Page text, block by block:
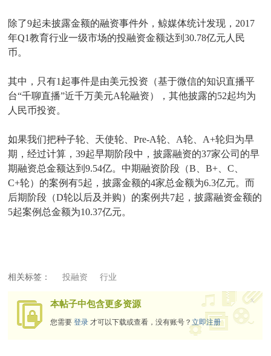
除了9起未披露金额的融资事件外，鲸媒体统计发现，2017
年Q1教育行业一级市场的投融资金额达到30.78亿元人民
币。
其中，只有1起事件是由美元投资（基于微信的知识直播平
台“千聊直播”近千万美元A轮融资），其他披露的52起均为
人民币投资。
如果我们把种子轮、天使轮、Pre-A轮、A轮、A+轮归为早
期，经过计算，39起早期阶段中，披露融资的37家公司的早
期融资总金额达到9.54亿。中期融资阶段（B、B+、C、
C+轮）的案例有5起，披露金额的4家总金额为6.3亿元。而
后期阶段（D轮以后及并购）的案例共7起，披露融资金额的
5起案例总金额为10.37亿元。
相关标签： 投融资 行业
本帖子中包含更多资源
您需要登录 才可以下载或查看，没有账号？立即注册
x